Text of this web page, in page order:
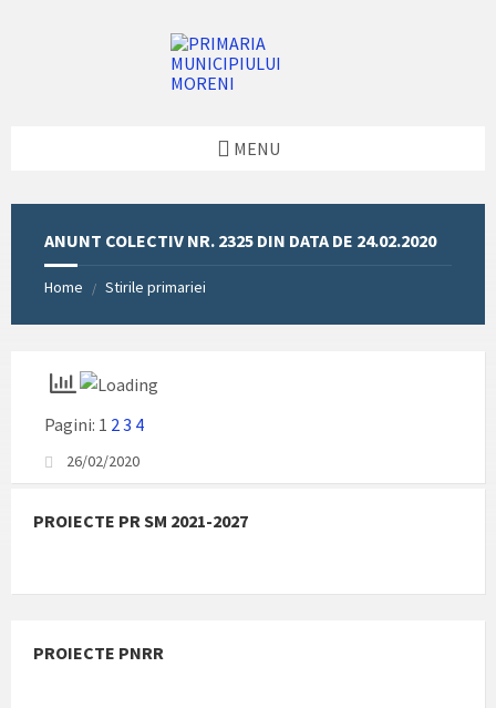
MENU
ANUNT COLECTIV NR. 2325 DIN DATA DE 24.02.2020
Home / Stirile primariei
Pagini: 1 23 4
26/02/2020
PROIECTE PR SM 2021-2027
PROIECTE PNRR